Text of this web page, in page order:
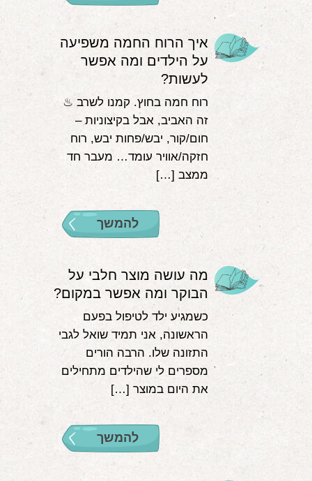
איך הרוח החמה משפיעה
על הילדים ומה אפשר
לעשות?
רוח חמה בחוץ. קמנו לשרב ♨
זה האביב, אבל בקיצוניות –
חום/קור, יבש/פחות יבש, רוח
חזקה/אוויר עומד… מעבר חד
ממצב […]
להמשך
מה עושה מוצר חלבי על
הבוקר ומה אפשר במקום?
כשמגיע ילד לטיפול בפעם
הראשונה, אני תמיד שואל לגבי
התזונה שלו. הרבה הורים
מספרים לי שהילדים מתחילים
את היום במוצר […]
להמשך